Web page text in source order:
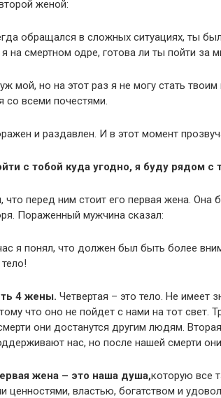
женой:
обращался в сложных ситуациях, ты
на смертном одре, готова ли ты пойти за
мой, но на этот раз я не могу стать
со всеми почестями.
и раздавлен. И в этот момент
с тобой куда угодно, я буду рядом с
что перед ним стоит его первая жена.
Пораженный мужчина сказал:
я понял, что должен был быть более
4 жены. Четвертая – это тело. Не имеет
что оно не пойдет с нами на тот свет.
они достанутся другим людям.
нас, но после нашей смерти
жена – это наша душа,которую все
ценностями, властью, богатством и